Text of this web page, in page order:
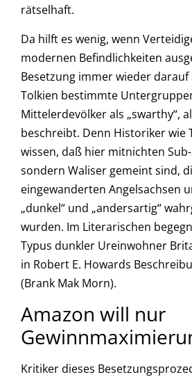
rätselhaft.
Da hilft es wenig, wenn
modernen Befindlichkeiten
Besetzung immer wieder
Tolkien bestimmte
Mittelerdevölker als „swarthy“,
beschreibt. Denn Historiker wie
wissen, daß hier mitnichten
sondern Waliser gemeint sind,
eingewanderten Angelsachsen
„dunkel“ und „andersartig“
wurden. Im Literarischen
Typus dunkler Ureinwohner
in Robert E. Howards
(Brank Mak Morn).
Amazon will nur
Kritiker dieses